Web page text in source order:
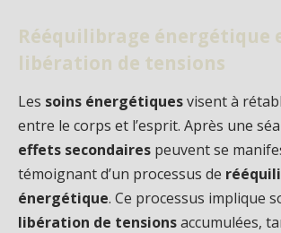
Rééquilibrage énergétique
libération de tensions
Les soins énergétiquesvisent à
entre le corps et l’esprit. Après une
effets secondaires peuvent se
témoignant d’un processus de
énergétique. Ce processus implique
libération de tensionsaccumulées,